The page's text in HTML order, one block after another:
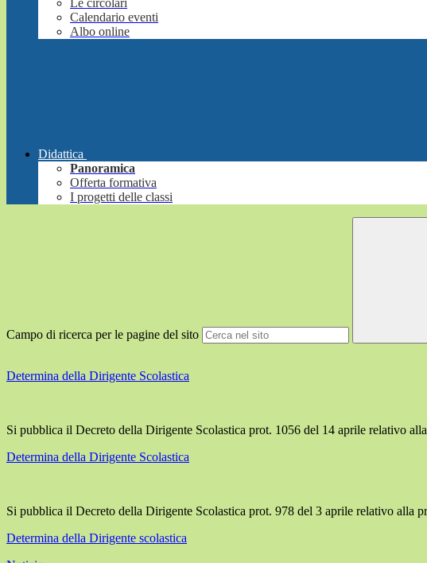
Le circolari
Calendario eventi
Albo online
Didattica
Panoramica
Offerta formativa
I progetti delle classi
Campo di ricerca per le pagine del sito
Determina della Dirigente Scolastica
Si pubblica il Decreto della Dirigente Scolastica prot. 1056 del 14 aprile relativo
Determina della Dirigente Scolastica
Si pubblica il Decreto della Dirigente Scolastica prot. 978 del 3 aprile relativo alla
Determina della Dirigente scolastica